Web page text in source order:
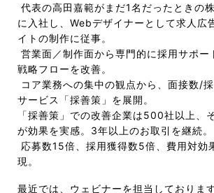
代表の高田嘉範がまだ1名だったときの
に入社し、Webデザイナーとして求人広
イトの制作に従事。
営業面／制作面から専門的に採用サポー
戦略フローを改善。
コア業務への集中の観点から、面接数/
サービス「採善策」を展開。
「採善策」での改善企業は500社以上、
が効果を実感。3年以上のお取引を継続。
応募数15倍、採用獲得数5倍、費用対効
現。
最近では、ウェビナーを担当しておりま